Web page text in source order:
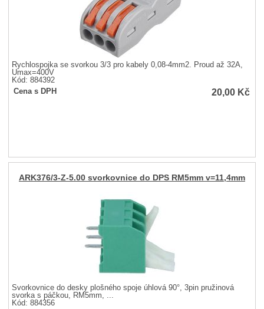
Rychlospojka se svorkou 3/3 pro kabely 0,08-4mm2. Proud až 32A,
Umax=400V
Kód: 884392
Cena s DPH
20,00 Kč
ARK376/3-Z-5.00 svorkovnice do DPS RM5mm v=11,4mm
Svorkovnice do desky plošného spoje úhlová 90°, 3pin pružinová
svorka s páčkou, RM5mm, ...
Kód: 884356